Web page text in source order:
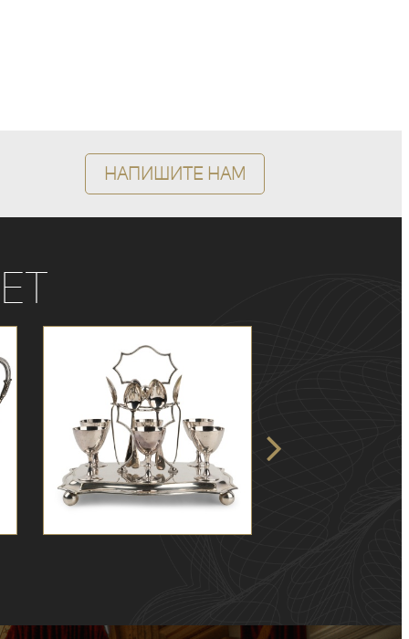
Напишите нам